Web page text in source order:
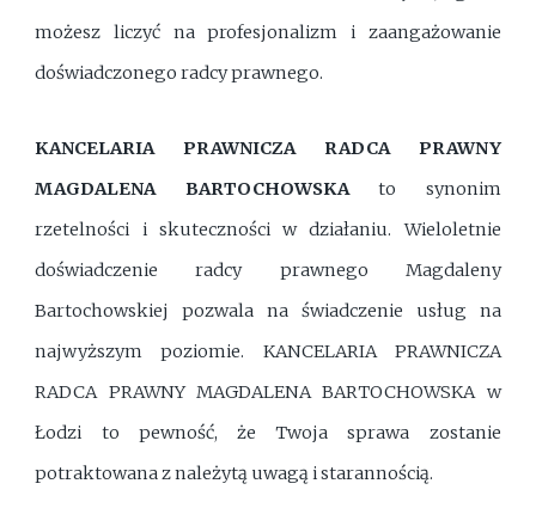
możesz liczyć na profesjonalizm i zaangażowanie
doświadczonego radcy prawnego.
KANCELARIA PRAWNICZA RADCA PRAWNY
MAGDALENA BARTOCHOWSKAto synonim
rzetelności i skuteczności w działaniu. Wieloletnie
doświadczenie radcy prawnego Magdaleny
Bartochowskiej pozwala na świadczenie usług na
najwyższym poziomie. KANCELARIA PRAWNICZA
RADCA PRAWNY MAGDALENA BARTOCHOWSKA w
Łodzi to pewność, że Twoja sprawa zostanie
potraktowana z należytą uwagą i starannością.